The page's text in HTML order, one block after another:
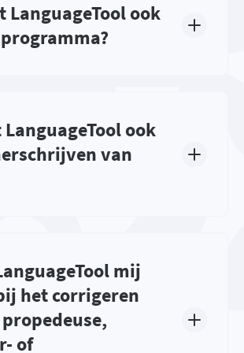
LanguageTool ook
ook
van
mij
het corrigeren
of